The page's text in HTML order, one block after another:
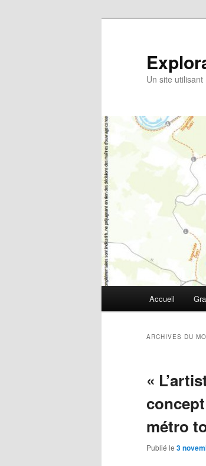
Un site
Aller
principal
Aller
secondaire
Accueil
ARCHIVES DU
«
métro
Publié le 3